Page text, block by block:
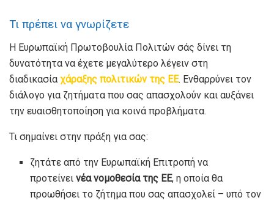
Τι πρέπει να γνωρίζετε
Η Ευρωπαϊκή Πρωτοβουλία Πολιτών σάς δίνει τη
δυνατότητα να έχετε μεγαλύτερο λέγειν στη
διαδικασία χάραξης πολιτικών της ΕΕ. Ενθαρρύνει τον
διάλογο για ζητήματα που σας απασχολούν και αυξάνει
την ευαισθητοποίηση για κοινά προβλήματα.
Τι σημαίνει στην πράξη για σας:
ζητάτε από την Ευρωπαϊκή Επιτροπή να
προτείνεινέα νομοθεσία της ΕΕ, η οποία θα
προωθήσει το ζήτημα που σας απασχολεί – υπό τον